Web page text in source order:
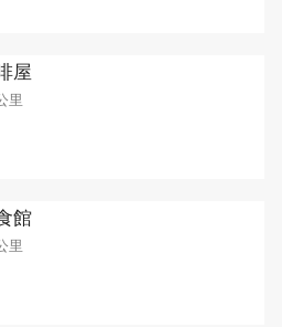
屋
里
館
里